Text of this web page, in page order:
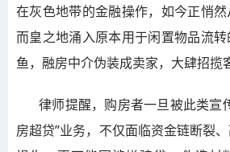
在灰色地带的金融操作，如今正悄
而皇之地涌入原本用于闲置物品流
鱼，融房中介伪装成卖家，大肆招揽
律师提醒，购房者一旦被此类宣
房超贷”业务，不仅面临资金链断裂